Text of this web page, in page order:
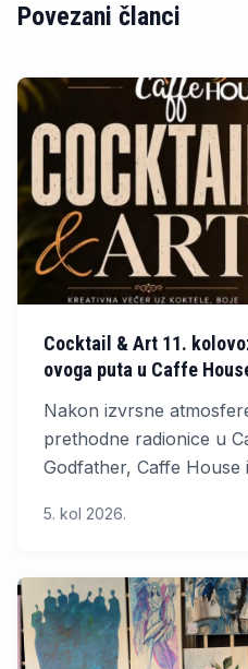
Povezani članci
Cocktail & Art 11.
ovoga puta u Caffe
Nakon izvrsne
prethodne radionice u
Godfather, Caffe House
Svi ljubitelji umjetnosti,
ispunjenu kreativnošću,
koktelima.
5. kol 2026.